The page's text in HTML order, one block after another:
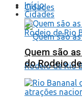
Cidades
Início
Cidades
Quem são
do Rodeio